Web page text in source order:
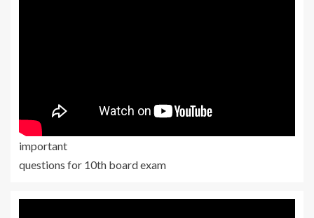
important
questions for 10th board exam